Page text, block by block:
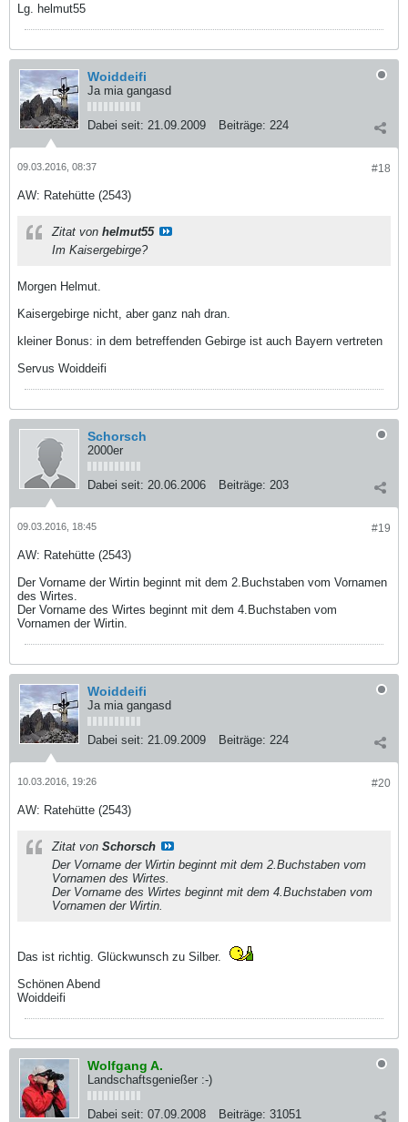
Lg. helmut55
Woiddeifi
Ja mia gangasd
Dabei seit: 21.09.2009 Beiträge: 224
#18
09.03.2016, 08:37
AW: Ratehütte (2543)
Zitat von helmut55
Im Kaisergebirge?
Morgen Helmut.
Kaisergebirge nicht, aber ganz nah dran.
kleiner Bonus: in dem betreffenden Gebirge ist auch Bayern vertreten
Servus Woiddeifi
Schorsch
2000er
Dabei seit: 20.06.2006 Beiträge: 203
#19
09.03.2016, 18:45
AW: Ratehütte (2543)
Der Vorname der Wirtin beginnt mit dem 2.Buchstaben vom Vornamen
des Wirtes.
Der Vorname des Wirtes beginnt mit dem 4.Buchstaben vom
Vornamen der Wirtin.
Woiddeifi
Ja mia gangasd
Dabei seit: 21.09.2009 Beiträge: 224
#20
10.03.2016, 19:26
AW: Ratehütte (2543)
Zitat von Schorsch
Der Vorname der Wirtin beginnt mit dem 2.Buchstaben vom
Vornamen des Wirtes.
Der Vorname des Wirtes beginnt mit dem 4.Buchstaben vom
Vornamen der Wirtin.
Das ist richtig. Glückwunsch zu Silber.
Schönen Abend
Woiddeifi
Wolfgang A.
Landschaftsgenießer :-)
Dabei seit: 07.09.2008 Beiträge: 31051